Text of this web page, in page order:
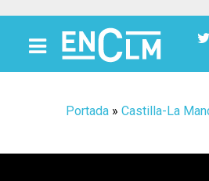
Portada » Castilla-La